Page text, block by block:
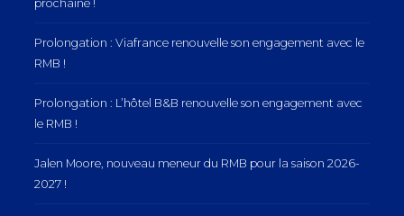
prochaine !
Prolongation : Viafrance renouvelle son engagement avec le
RMB !
Prolongation : L’hôtel B&B renouvelle son engagement avec
le RMB !
Jalen Moore, nouveau meneur du RMB pour la saison 2026-
2027 !